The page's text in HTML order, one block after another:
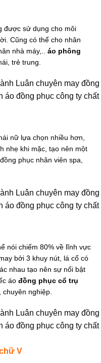
được sử dụng cho môi
Cũng có thể cho nhân
nhà máy,.. áo phông
trẻ trung.
nữ lựa chọn nhiều hơn,
nhẹ khi mặc, tạo nên một
phục nhân viên spa,
nói chiếm 80% về lĩnh vực
bởi 3 khuy nút, lá cổ có
nhau tạo nên sự nổi bật
áo đồng phục cổ trụ
nghiệp.
V